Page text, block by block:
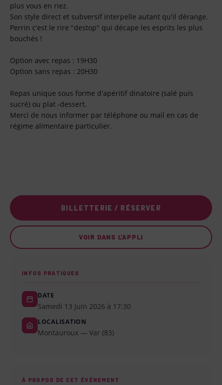
plus vous en riez.
Son style direct et subversif interpelle autant qu'il dérange.
Perrin c'est le rire "destop" qui décape les esprits les plus
bouchés !
Option avec repas : 19H30
Option sans repas : 20H30
Repas unique sous forme d'apéritif dinatoire (salé puis
sucré) ou plat -dessert.
Merci de nous informer par téléphone ou mail en cas de
régime alimentaire particulier.
BILLETTERIE / RÉSERVER
VOIR DANS L'APPLI
INFOS PRATIQUES
DATE
Samedi 13 Juin 2026 à 17:30
LOCALISATION
Montauroux — Var (83)
À PROPOS DE CET ÉVÉNEMENT